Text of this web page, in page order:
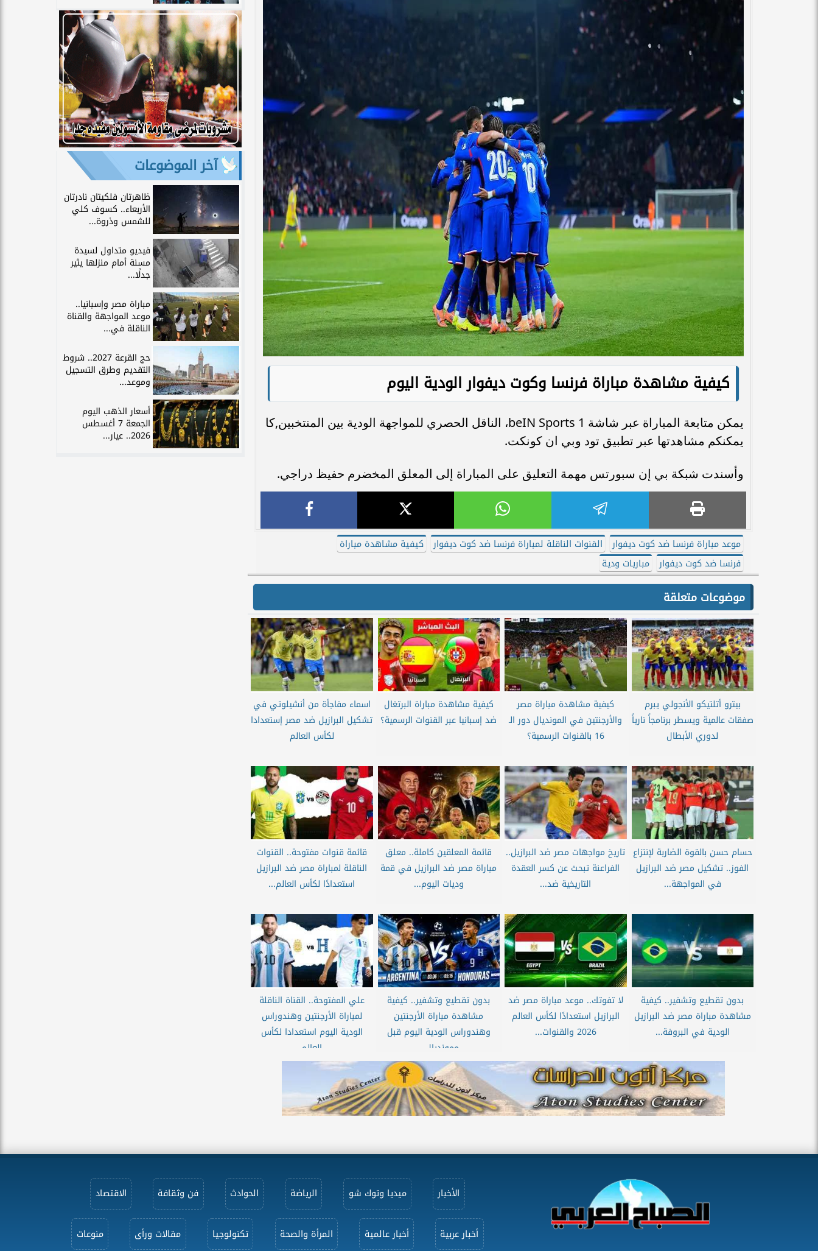
كيفية مشاهدة مباراة فرنسا وكوت ديفوار الودية اليوم
يمكن متابعة المباراة عبر شاشة beIN Sports 1، الناقل الحصري للمواجهة الودية بين المنتخبين,كا
يمكنكم مشاهدتها عبر تطبيق تود وبي ان كونكت.
وأسندت شبكة بي إن سبورتس مهمة التعليق على المباراة إلى المعلق المخضرم حفيظ دراجي.
موعد مباراة فرنسا ضد كوت ديفوار القنوات الناقلة لمباراة فرنسا ضد كوت ديفوار
كيفية مشاهدة مباراة
فرنسا ضد كوت ديفوار
مباريات ودية
موضوعات متعلقة
بيترو أتلتيكو الأنجولي يبرم
صفقات عالمية ويسطر برنامجاً نارياً
لدوري الأبطال
كيفية مشاهدة مباراة مصر
والأرجنتين في المونديال دور الـ
16 بالقنوات الرسمية؟
كيفية مشاهدة مباراة البرتغال
ضد إسبانيا عبر القنوات الرسمية؟
اسماء مفاجأة من أنشيلوتي في
تشكيل البرازيل ضد مصر إستعدادا
لكأس العالم
حسام حسن بالقوة الضاربة لإنتزاع
الفوز.. تشكيل مصر ضد البرازيل
في المواجهة...
تاريخ مواجهات مصر ضد البرازيل..
الفراعنة تبحث عن كسر العقدة
التاريخية ضد...
قائمة المعلقين كاملة.. معلق
مباراة مصر ضد البرازيل في قمة
وديات اليوم...
قائمة قنوات مفتوحة.. القنوات
الناقلة لمباراة مصر ضد البرازيل
استعدادًا لكأس العالم...
بدون تقطيع وتشفير.. كيفية
مشاهدة مباراة مصر ضد البرازيل
الودية في البروفة...
لا تفوتك.. موعد مباراة مصر ضد
البرازيل استعدادًا لكأس العالم
2026 والقنوات...
بدون تقطيع وتشفير.. كيفية
مشاهدة مباراة الأرجنتين
وهندوراس الودية اليوم قبل
ممونديال...
علي المفتوحة.. القناة الناقلة
لمباراة الأرجنتين وهندوراس
الودية اليوم استعدادا لكأس
العالم
آخر الموضوعات
ظاهرتان فلكيتان نادرتان
الأربعاء.. كسوف كلي
للشمس وذروة...
فيديو متداول لسيدة
مسنة أمام منزلها يثير
جدلًا...
مباراة مصر وإسبانيا..
موعد المواجهة والقناة
الناقلة في...
حج القرعة 2027.. شروط
التقديم وطرق التسجيل
وموعد...
أسعار الذهب اليوم
الجمعة 7 أغسطس
2026.. عيار...
الأخبار ميديا وتوك شو الرياضة الحوادث فن وثقافة الاقتصاد
أخبار عربية أخبار عالمية المرأة والصحة تكنولوجيا مقالات ورأى منوعات